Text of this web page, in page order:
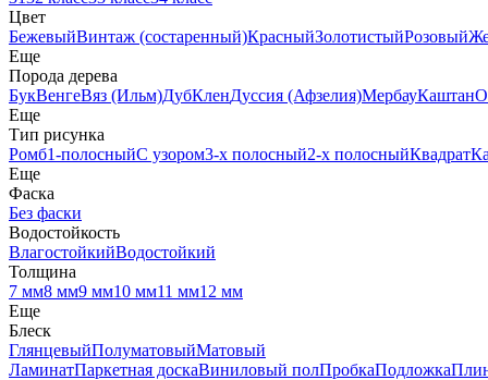
Цвет
БежевыйВинтаж (состаренный)КрасныйЗолотистыйРозовый
Еще
Порода дерева
БукВенгеВяз (Ильм)ДубКленДуссия (Афзелия)МербауКаштан
Еще
Тип рисунка
Ромб1-полосныйС узором3-х полосный2-х полосныйКвадрат
Еще
Фаска
Без фаски
Водостойкость
ВлагостойкийВодостойкий
Толщина
7 мм8 мм9 мм10 мм11 мм12 мм
Еще
Блеск
ГлянцевыйПолуматовыйМатовый
ЛаминатПаркетная доскаВиниловый полПробкаПодложка